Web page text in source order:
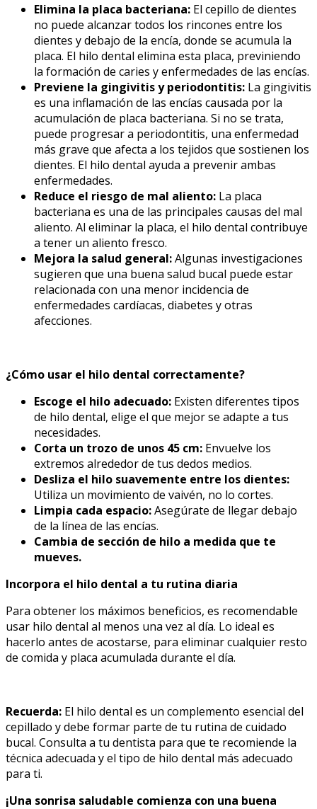
Elimina la placa bacteriana: El cepillo de dientes
no puede alcanzar todos los rincones entre los
dientes y debajo de la encía, donde se acumula la
placa. El hilo dental elimina esta placa, previniendo
la formación de caries y enfermedades de las encías.
Previene la gingivitis y periodontitis: La gingivitis
es una inflamación de las encías causada por la
acumulación de placa bacteriana. Si no se trata,
puede progresar a periodontitis, una enfermedad
más grave que afecta a los tejidos que sostienen los
dientes. El hilo dental ayuda a prevenir ambas
enfermedades.
Reduce el riesgo de mal aliento: La placa
bacteriana es una de las principales causas del mal
aliento. Al eliminar la placa, el hilo dental contribuye
a tener un aliento fresco.
Mejora la salud general:Algunas investigaciones
sugieren que una buena salud bucal puede estar
relacionada con una menor incidencia de
enfermedades cardíacas, diabetes y otras
afecciones.
¿Cómo usar el hilo dental correctamente?
Escoge el hilo adecuado: Existen diferentes tipos
de hilo dental, elige el que mejor se adapte a tus
necesidades.
Corta un trozo de unos 45 cm: Envuelve los
extremos alrededor de tus dedos medios.
Desliza el hilo suavemente entre los dientes:
Utiliza un movimiento de vaivén, no lo cortes.
Limpia cada espacio:Asegúrate de llegar debajo
de la línea de las encías.
Cambia de sección de hilo a medida que te
mueves.
Incorpora el hilo dental a tu rutina diaria
Para obtener los máximos beneficios, es recomendable
usar hilo dental al menos una vez al día. Lo ideal es
hacerlo antes de acostarse, para eliminar cualquier resto
de comida y placa acumulada durante el día.
Recuerda: El hilo dental es un complemento esencial del
cepillado y debe formar parte de tu rutina de cuidado
bucal. Consulta a tu dentista para que te recomiende la
técnica adecuada y el tipo de hilo dental más adecuado
para ti.
¡Una sonrisa saludable comienza con una buena